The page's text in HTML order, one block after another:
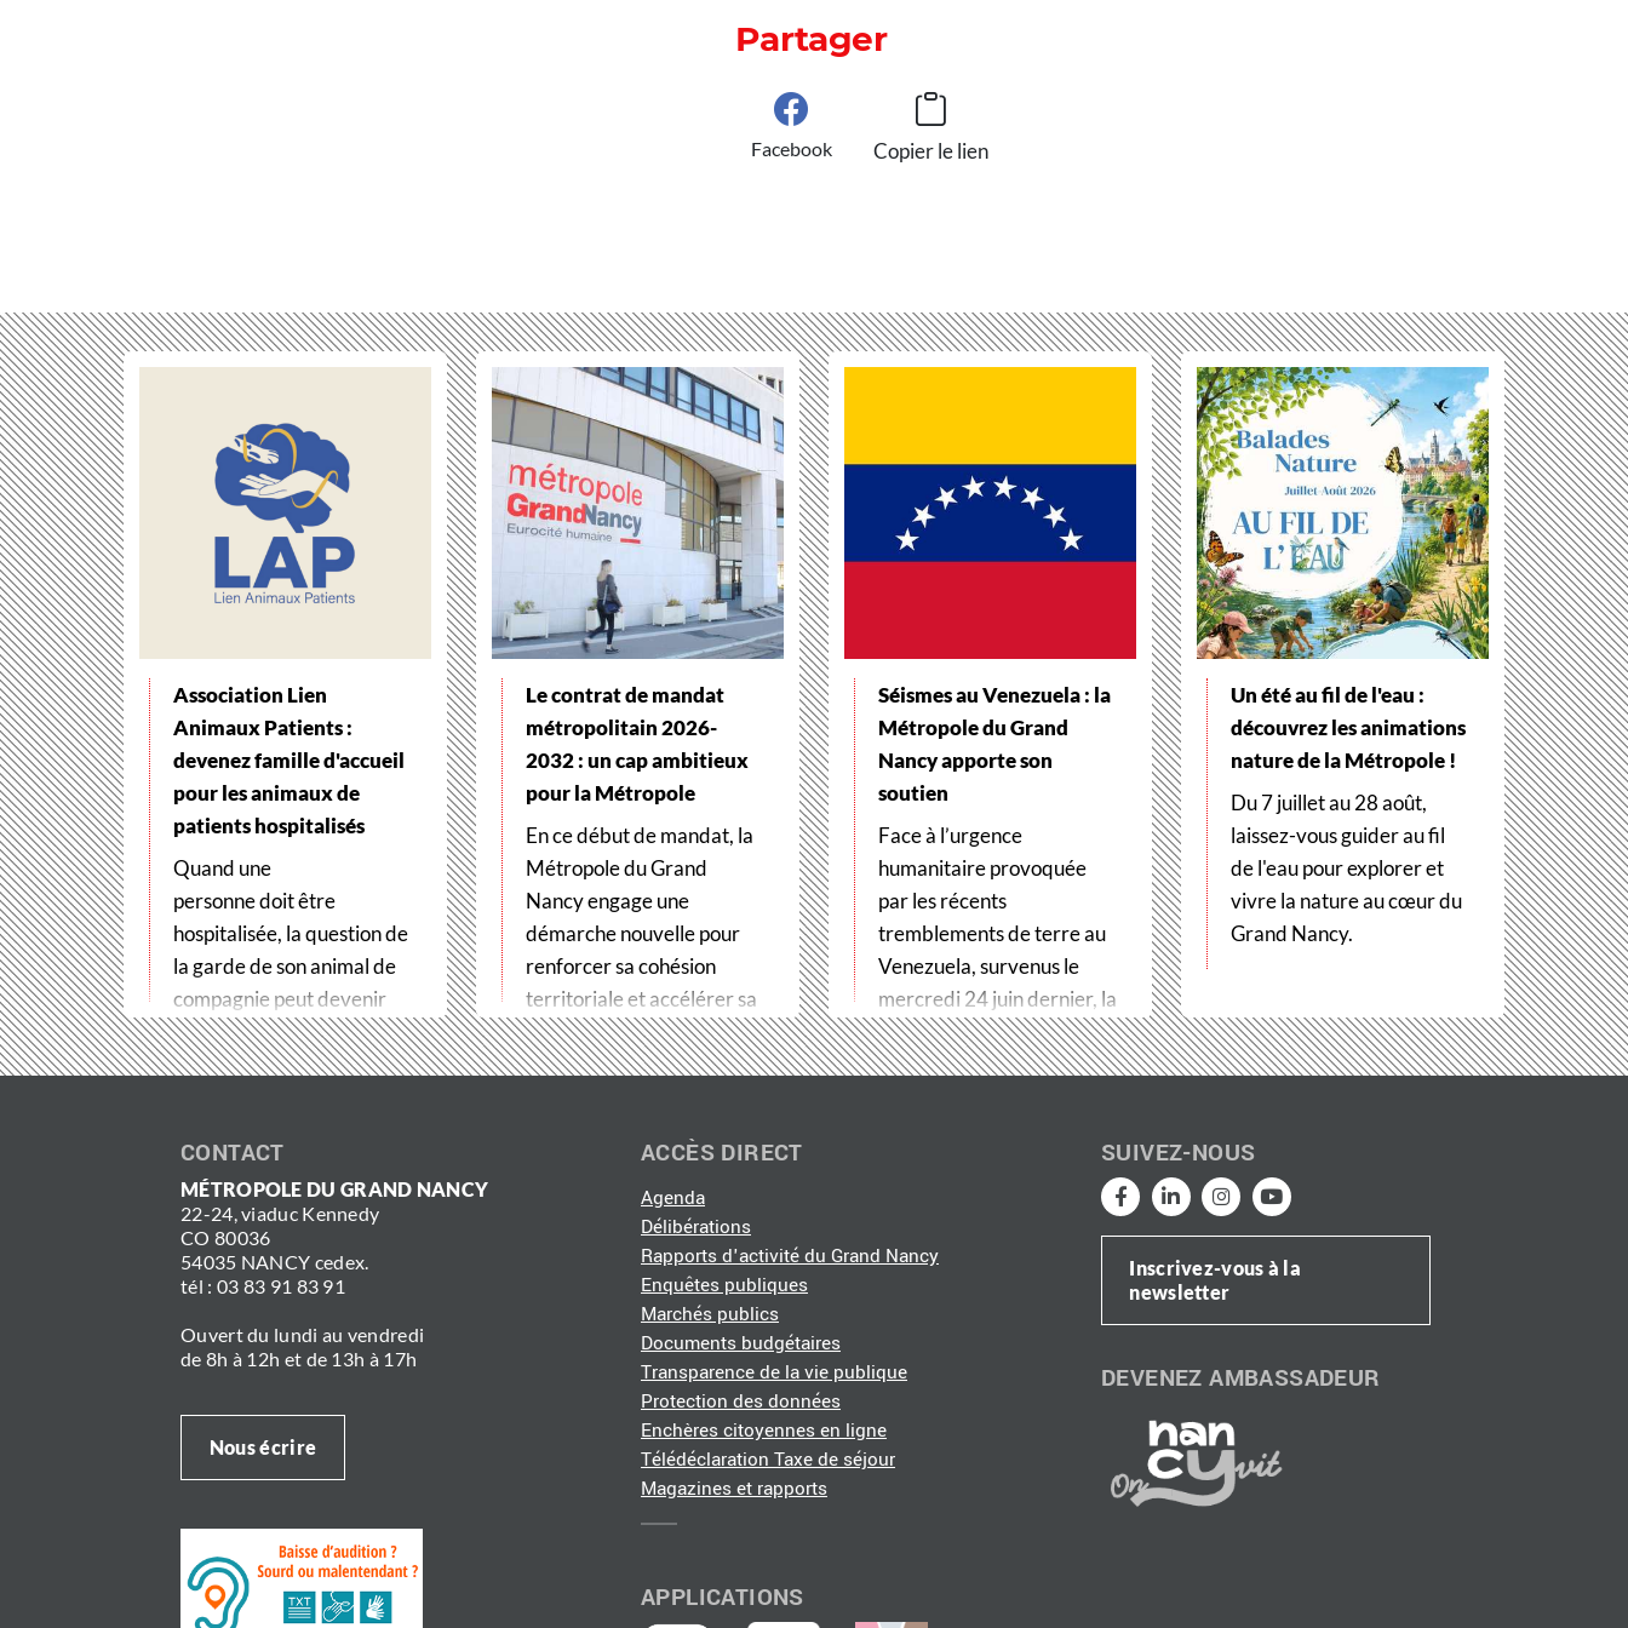
Partager
Facebook Copier le lien
Association Lien
Animaux Patients :
devenez famille d'accueil
pour les animaux de
patients hospitalisés
Quand une
personne doit être
hospitalisée, la question de
la garde de son animal de
compagnie peut devenir
un véritable frein
aux soins. Pour…
Le contrat de mandat
métropolitain 2026-
2032 : un cap ambitieux
pour la Métropole
En ce début de mandat, la
Métropole du Grand
Nancy engage une
démarche nouvelle pour
renforcer sa cohésion
territoriale et accélérer sa
transformation…
Séismes au Venezuela : la
Métropole du Grand
Nancy apporte son
soutien
Face à l’urgence
humanitaire provoquée
par les récents
tremblements de terre au
Venezuela, survenus le
mercredi 24 juin dernier, la
Métropole du Grand…
Un été au fil de l'eau :
découvrez les animations
nature de la Métropole !
Du 7 juillet au 28 août,
laissez-vous guider au fil
de l'eau pour explorer et
vivre la nature au cœur du
Grand Nancy.
CONTACT
MÉTROPOLE DU GRAND NANCY
22-24, viaduc Kennedy
CO 80036
54035 NANCY cedex.
tél : 03 83 91 83 91
Ouvert du lundi au vendredi
de 8h à 12h et de 13h à 17h
Nous écrire
ACCÈS DIRECT
Agenda
Délibérations
Rapports d'activité du Grand Nancy
Enquêtes publiques
Marchés publics
Documents budgétaires
Transparence de la vie publique
Protection des données
Enchères citoyennes en ligne
Télédéclaration Taxe de séjour
Magazines et rapports
APPLICATIONS
SUIVEZ-NOUS
Inscrivez-vous à la
newsletter
DEVENEZ AMBASSADEUR